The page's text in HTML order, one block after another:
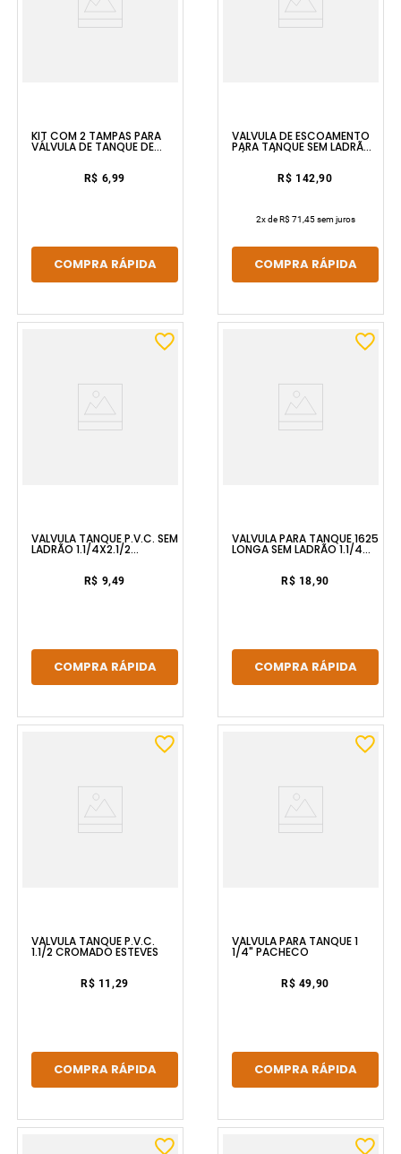
KIT COM 2 TAMPAS PARA
VÁLVULA DE TANQUE DE
R$ 6,99
COMPRA RÁPIDA
VÁLVULA DE ESCOAMENTO
PARA TANQUE SEM LADRÃO
11/4 E 11/2 DECA
R$ 142,90
2x deR$ 71,45sem juros
COMPRA RÁPIDA
VÁLVULA TANQUE P.V.C. SEM
LADRÃO 1.1/4X2.1/2
BRANCO ESTEVES
R$ 9,49
COMPRA RÁPIDA
VÁLVULA PARA TANQUE 1625
LONGA SEM LADRÃO 1.1/4
ABS CROMADO FORUSI
R$ 18,90
COMPRA RÁPIDA
VÁLVULA TANQUE P.V.C.
1.1/2 CROMADO ESTEVES
R$ 11,29
COMPRA RÁPIDA
VÁLVULA PARA TANQUE 1
1/4" PACHECO
R$ 49,90
COMPRA RÁPIDA